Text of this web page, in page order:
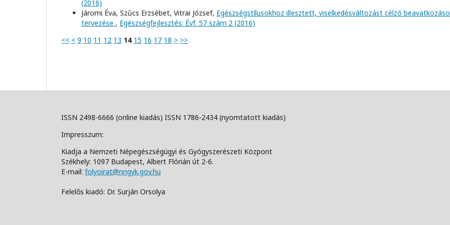
(2016)
Járomi Éva, Szűcs Erzsébet, Vitrai József, Egészségstílusokhoz illesztett, viselkedésváltozást célzó
tervezése , Egészségfejlesztés: Évf. 57 szám 2 (2016)
<< < 9 10 11 12 13 14 15 16 17 18 > >>
ISSN 2498-6666 (online kiadás) ISSN 1786-2434 (nyomtatott kiadás)
Impresszum:
Kiadja a Nemzeti Népegészségügyi és Gyógyszerészeti Központ
Székhely: 1097 Budapest, Albert Flórián út 2-6.
E-mail: folyoirat@nngyk.gov.hu
Felelős kiadó: Dr. Surján Orsolya